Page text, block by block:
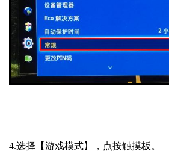
4.选择【游戏模式】，点按触摸板。